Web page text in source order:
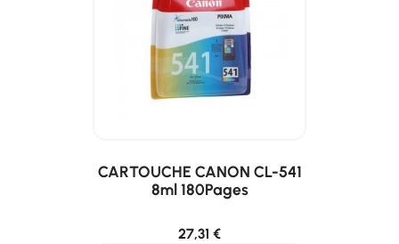
CARTOUCHE CANON CL-541
8ml 180Pages
27,31 €